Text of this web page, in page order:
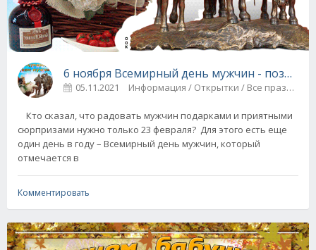
6 ноября Всемирный день мужчин -
05.11.2021 Информация / Открытки / Все праздники
Кто сказал, что радовать мужчин подарками и приятными
сюрпризами нужно только 23 февраля? Для этого есть еще
один день в году – Всемирный день мужчин, который
отмечается в
Комментировать